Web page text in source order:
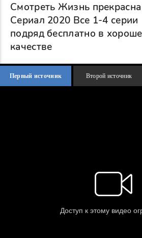
Смотреть Жизнь прекрасна
Сериал 2020 Все 1-4 серии
подряд бесплатно в
качестве
Первый источник Второй источник